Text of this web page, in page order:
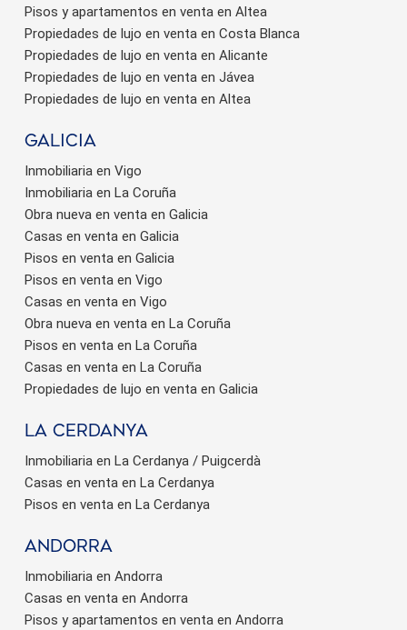
Pisos y apartamentos en venta en Altea
Propiedades de lujo en venta en Costa Blanca
Propiedades de lujo en venta en Alicante
Propiedades de lujo en venta en Jávea
Propiedades de lujo en venta en Altea
Galicia
Inmobiliaria en Vigo
Inmobiliaria en La Coruña
Obra nueva en venta en Galicia
Casas en venta en Galicia
Pisos en venta en Galicia
Pisos en venta en Vigo
Casas en venta en Vigo
Obra nueva en venta en La Coruña
Pisos en venta en La Coruña
Casas en venta en La Coruña
Propiedades de lujo en venta en Galicia
La Cerdanya
Inmobiliaria en La Cerdanya / Puigcerdà
Casas en venta en La Cerdanya
Pisos en venta en La Cerdanya
Andorra
Inmobiliaria en Andorra
Casas en venta en Andorra
Pisos y apartamentos en venta en Andorra